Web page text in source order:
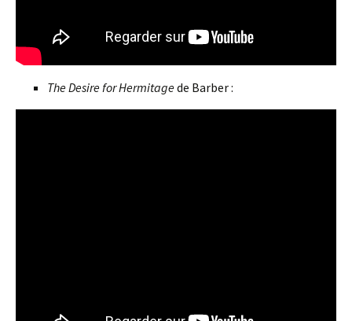
The Desire for Hermitagede Barber :